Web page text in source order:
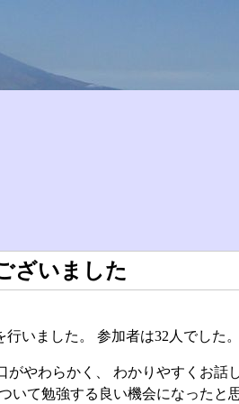
ざいました
いました。 参加者は32人でした
やわらかく、 わかりやすくお話
いて勉強する良い機会になったと